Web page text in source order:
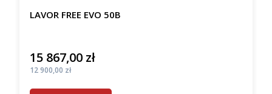
LAVOR FREE EVO 50B
Cena
15 867,00 zł
Cena
12 900,00 zł